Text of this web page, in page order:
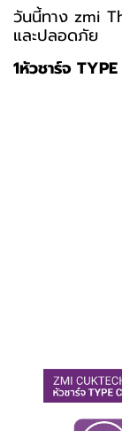
วันนี้ทาง zmi
และปลอดภัย
1หัวชาร์จ